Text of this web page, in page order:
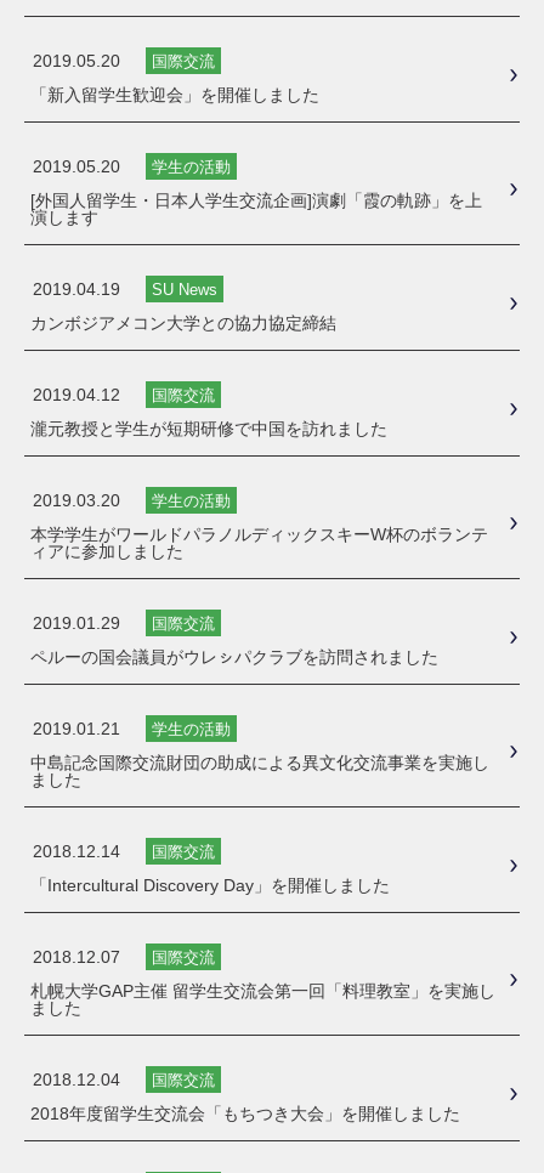
2019.05.20 国際交流
「新入留学生歓迎会」を開催しました
2019.05.20 学生の活動
[外国人留学生・日本人学生交流企画]演劇「霞の軌跡」を上
演します
2019.04.19 SU News
カンボジアメコン大学との協力協定締結
2019.04.12 国際交流
瀧元教授と学生が短期研修で中国を訪れました
2019.03.20 学生の活動
本学学生がワールドパラノルディックスキーW杯のボランテ
ィアに参加しました
2019.01.29 国際交流
ペルーの国会議員がウレㇱパクラブを訪問されました
2019.01.21 学生の活動
中島記念国際交流財団の助成による異文化交流事業を実施し
ました
2018.12.14 国際交流
「Intercultural Discovery Day」を開催しました
2018.12.07 国際交流
札幌大学GAP主催 留学生交流会第一回「料理教室」を実施し
ました
2018.12.04 国際交流
2018年度留学生交流会「もちつき大会」を開催しました